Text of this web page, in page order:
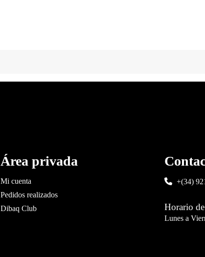
Área privada
Mi cuenta
Pedidos realizados
Dibaq Club
+(34)
Horario
Lunes a